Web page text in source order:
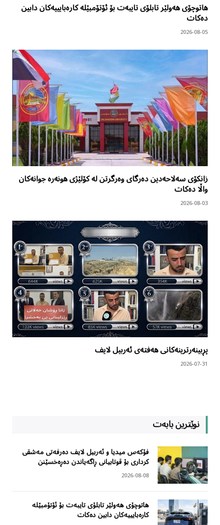
هاتوچۆی هەولێر تابلۆی تایبەت بۆ ئۆتۆمبێلە کارەبایییەکان دابین
دەکات
2026-08-05
زانکۆی سەلاحەدین دەرگای وەرگرتن لە کۆلێژی هونەرە جوانەکان
واڵا دەکات
2026-08-03
پڕبینەرترینەکانی هەفتەی ئەربیل لایف
2026-07-31
نوێترین بابەت
فۆکەس میدیا و ئەربیل لایف دەرفەتی مەشقی
کرداری بۆ قوتابیانی ڕاگەیاندن دەڕەخسێنن
2026-08-08
هاتوچۆی هەولێر تابلۆی تایبەت بۆ ئۆتۆمبێلە
کارەبایییەکان دابین دەکات